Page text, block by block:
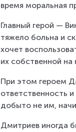
время моральная
Главный герой —
тяжело больна и
хочет
их собственной на
При этом героем
ответственность
добыто не им,
Дмитриев иногда